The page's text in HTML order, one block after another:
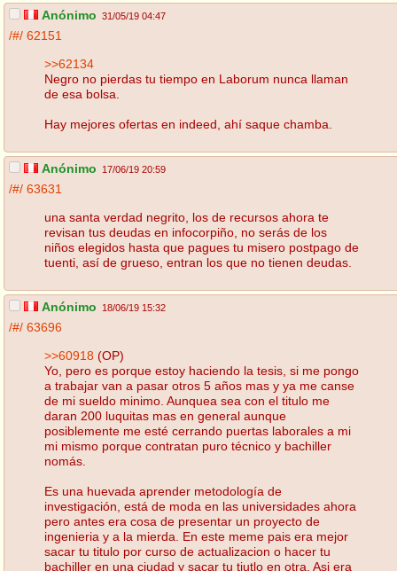
Anónimo 31/05/19 04:47
/#/ 62151
>>62134
Negro no pierdas tu tiempo en Laborum nunca llaman
de esa bolsa.
Hay mejores ofertas en indeed, ahí saque chamba.
Anónimo 17/06/19 20:59
/#/ 63631
una santa verdad negrito, los de recursos ahora te
revisan tus deudas en infocorpiño, no serás de los
niños elegidos hasta que pagues tu misero postpago de
tuenti, así de grueso, entran los que no tienen deudas.
Anónimo 18/06/19 15:32
/#/ 63696
>>60918 (OP)
Yo, pero es porque estoy haciendo la tesis, si me pongo
a trabajar van a pasar otros 5 años mas y ya me canse
de mi sueldo minimo. Aunquea sea con el titulo me
daran 200 luquitas mas en general aunque
posiblemente me esté cerrando puertas laborales a mi
mi mismo porque contratan puro técnico y bachiller
nomás.
Es una huevada aprender metodología de
investigación, está de moda en las universidades ahora
pero antes era cosa de presentar un proyecto de
ingenieria y a la mierda. En este meme pais era mejor
sacar tu titulo por curso de actualizacion o hacer tu
bachiller en una ciudad y sacar tu tiutlo en otra. Asi era